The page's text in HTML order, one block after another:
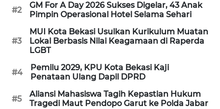
#2
GM For A Day 2026 Sukses Digelar, 43 Anak
Pimpin Operasional Hotel Selama Sehari
#3
MUI Kota Bekasi Usulkan Kurikulum Muatan
Lokal Berbasis Nilai Keagamaan di Raperda
LGBT
#4
Pemilu 2029, KPU Kota Bekasi Kaji
Penataan Ulang Dapil DPRD
#5
Aliansi Mahasiswa Tagih Kepastian Hukum
Tragedi Maut Pendopo Garut ke Polda Jabar
HUMBANG
GARONGGANG
NEWS
ID